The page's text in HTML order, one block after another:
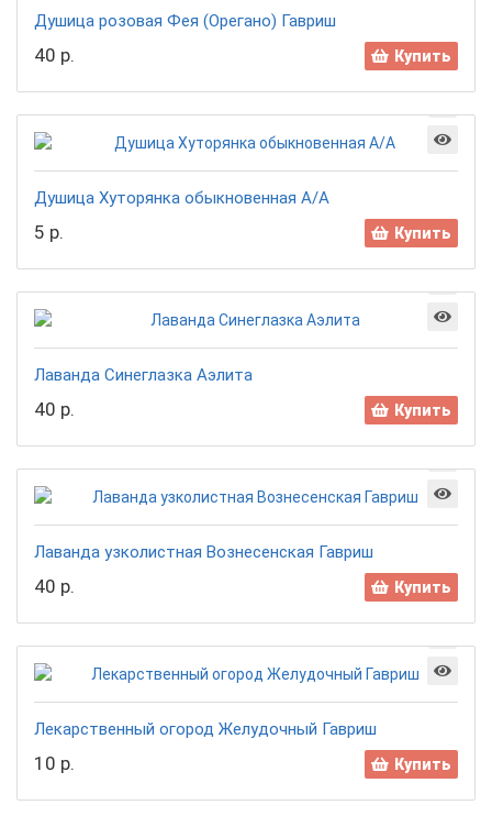
Душица розовая Фея (Орегано) Гавриш
40 р. Купить
Душица Хуторянка обыкновенная А/А
5 р. Купить
Лаванда Синеглазка Аэлита
40 р. Купить
Лаванда узколистная Вознесенская Гавриш
40 р. Купить
Лекарственный огород Желудочный Гавриш
10 р. Купить